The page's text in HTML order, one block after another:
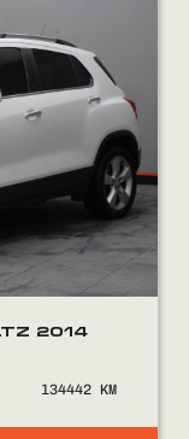
2014
134442